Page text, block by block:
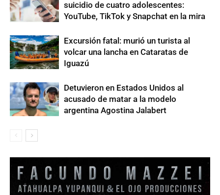
suicidio de cuatro adolescentes:
YouTube, TikTok y Snapchat en la mira
Excursión fatal: murió un turista al
volcar una lancha en Cataratas de
Iguazú
Detuvieron en Estados Unidos al
acusado de matar a la modelo
argentina Agostina Jalabert